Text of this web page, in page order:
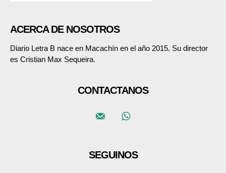
ACERCA DE NOSOTROS
Diario Letra B nace en Macachín en el año 2015. Su director
es Cristian Max Sequeira.
CONTACTANOS
SEGUINOS